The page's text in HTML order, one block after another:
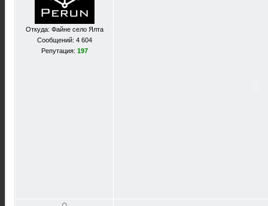
Откуда: Файне село Ялта
Сообщений: 4 604
Репутация: 197